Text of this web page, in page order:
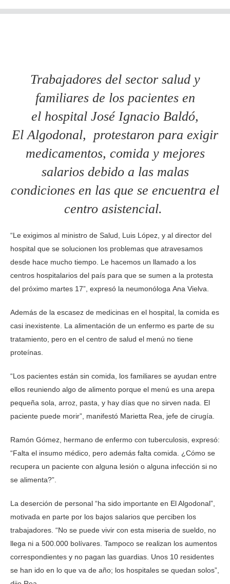
Trabajadores del sector salud y
familiares de los pacientes en
el hospital José Ignacio Baldó,
El Algodonal, protestaron para exigir
medicamentos, comida y mejores
salarios debido a las malas
condiciones en las que se encuentra el
centro asistencial.
“Le exigimos al ministro de Salud, Luis López, y al director del
hospital que se solucionen los problemas que atravesamos
desde hace mucho tiempo. Le hacemos un llamado a los
centros hospitalarios del país para que se sumen a la protesta
del próximo martes 17”, expresó la neumonóloga Ana Vielva.
Además de la escasez de medicinas en el hospital, la comida es
casi inexistente. La alimentación de un enfermo es parte de su
tratamiento, pero en el centro de salud el menú no tiene
proteínas.
“Los pacientes están sin comida, los familiares se ayudan entre
ellos reuniendo algo de alimento porque el menú es una arepa
pequeña sola, arroz, pasta, y hay días que no sirven nada. El
paciente puede morir”, manifestó Marietta Rea, jefe de cirugía.
Ramón Gómez, hermano de enfermo con tuberculosis, expresó:
“Falta el insumo médico, pero además falta comida. ¿Cómo se
recupera un paciente con alguna lesión o alguna infección si no
se alimenta?”.
La deserción de personal “ha sido importante en El Algodonal”,
motivada en parte por los bajos salarios que perciben los
trabajadores. “No se puede vivir con esta miseria de sueldo, no
llega ni a 500.000 bolívares. Tampoco se realizan los aumentos
correspondientes y no pagan las guardias. Unos 10 residentes
se han ido en lo que va de año; los hospitales se quedan solos”,